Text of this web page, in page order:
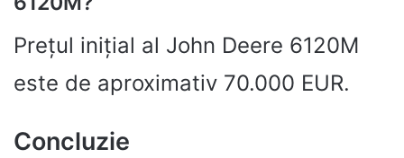
Prețul inițial al John Deere 6120M
este de aproximativ 70.000 EUR.
Concluzie